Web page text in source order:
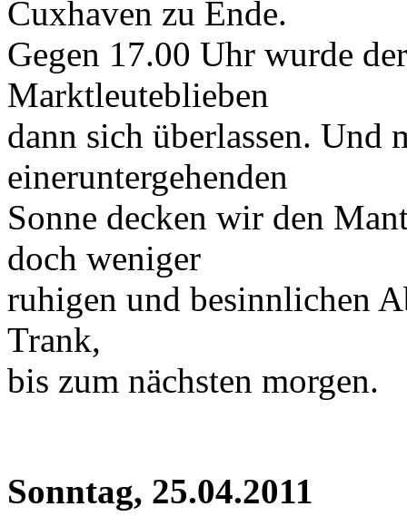
Cuxhaven zu Ende.
Gegen 17.00 Uhr wurde
Marktleuteblieben
dann sich überlassen.
eineruntergehenden
Sonne decken wir den
doch weniger
ruhigen und besinnlichen
Trank,
bis zum nächsten morgen.
Sonntag, 25.04.2011